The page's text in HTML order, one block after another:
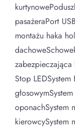
pasażeraPort
montażu haka
zabezpieczająca
Stop
oponachSystem
kierowcySystem